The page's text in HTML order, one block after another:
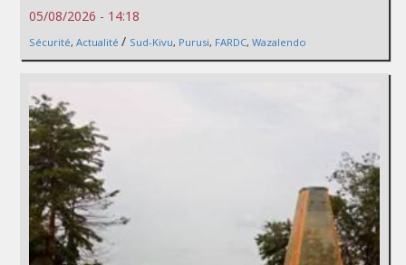
05/08/2026 - 14:18
Sécurité, Actualité / Sud-Kivu, Purusi, FARDC, Wazalendo